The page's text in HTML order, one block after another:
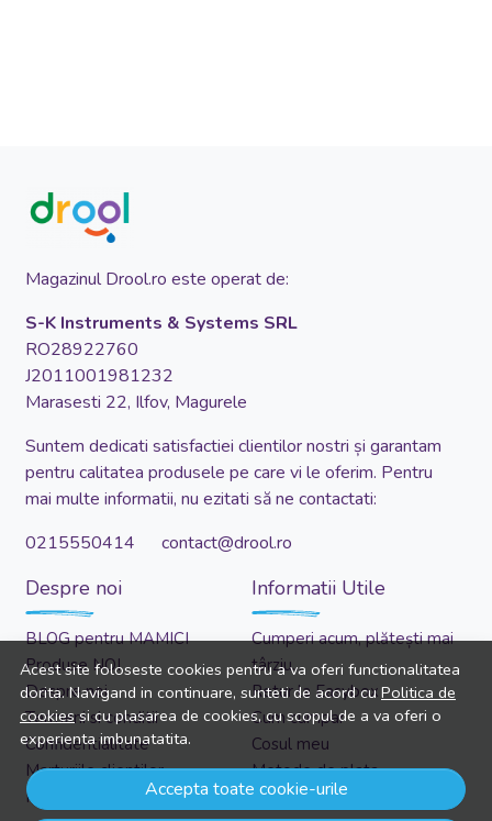
Acest site foloseste cookies pentru a va oferi functionalitatea
dorita. Navigand in continuare, sunteti de acord cuPolitica de
cookiessi cu plasarea de cookies, cu scopul de a va oferi o
experienta imbunatatita.
Accepta toate cookie-urile
Magazinul Drool.ro este operat de:
S-K Instruments & Systems SRL
RO28922760
J2011001981232
Marasesti 22, Ilfov, Magurele
Suntem dedicati satisfactiei clientilor nostri și garantam
pentru calitatea produsele pe care vi le oferim. Pentru
mai multe informatii, nu ezitati să ne contactati:
0215550414 contact@drool.ro
Despre noi
BLOG pentru MAMICI
Produse NOI
Despre noi
Termeni si conditii
Confidentialitate
Marturiile clientilor
Politica de Cookies
Informatii Utile
Cumperi acum, plătești mai
târziu...
Retur la Easybox
Cum cumpar
Cosul meu
Metode de plata
Transport si retururi